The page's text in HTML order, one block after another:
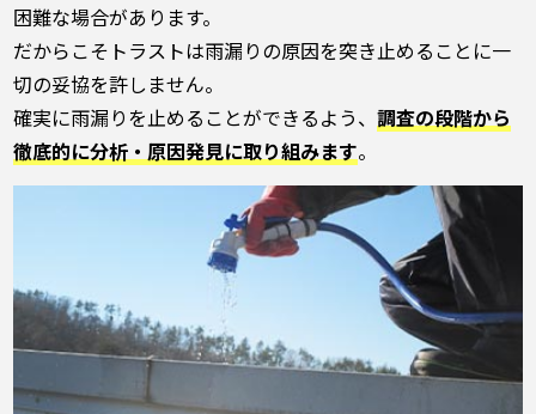
困難な場合があります。
だからこそトラストは雨漏りの原因を突き止めることに一
切の妥協を許しません。
確実に雨漏りを止めることができるよう、調査の段階から
徹底的に分析・原因発見に取り組みます。